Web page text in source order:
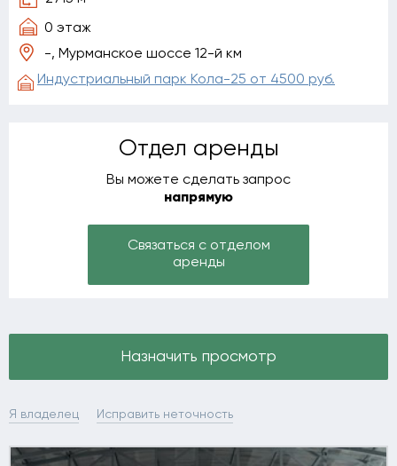
0 этаж
-, Мурманское шоссе 12-й км
Индустриальный парк Кола-25 от 4500 руб.
Отдел аренды
Вы можете сделать запрос
напрямую
Связаться с отделом
аренды
Назначить просмотр
Я владелец Исправить неточность